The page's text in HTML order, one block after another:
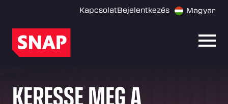
KapcsolatBejelentkezés Magyar
KERESSE MEG A